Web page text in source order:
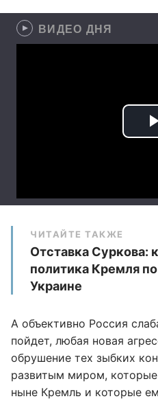
ВИДЕО ДНЯ
ЧИТАЙТЕ ТАКЖЕ
Отставка Суркова:
политика Кремля
Украине
А объективно Россия
пойдет, любая новая
обрушение тех зыбких
развитым миром,
ныне Кремль и которые